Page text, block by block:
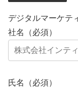
デジタルマーケテ
社名（必須）
氏名（必須）